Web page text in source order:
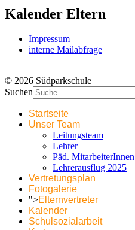
Kalender Eltern
Impressum
interne Mailabfrage
© 2026 Südparkschule
Suchen
Startseite
Unser Team
Leitungsteam
Lehrer
Päd. MitarbeiterInnen
Lehrerausflug 2025
Vertretungsplan
Fotogalerie
">Elternvertreter
Kalender
Schulsozialarbeit